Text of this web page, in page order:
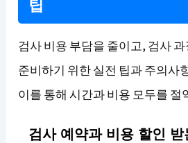
팁
검사 비용 부담을 줄이고, 검사
준비하기 위한 실전 팁과 주의사
이를 통해 시간과 비용 모두를 절
검사 예약과 비용 할인 받